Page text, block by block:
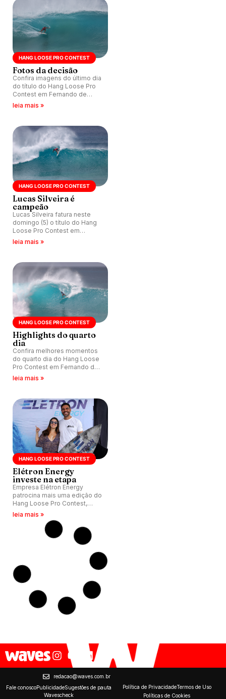
HANG LOOSE PRO CONTEST
Fotos da decisão
Confira imagens do último dia
do título do Hang Loose Pro
Contest em Fernando de
Noronha (PE), válido pelo QS
leia mais »
HANG LOOSE PRO CONTEST
Lucas Silveira é
campeão
Lucas Silveira fatura neste
domingo (5) o título do Hang
Loose Pro Contest em
Fernando de Noronha (PE),
leia mais »
HANG LOOSE PRO CONTEST
Highlights do quarto
dia
Confira melhores momentos
do quarto dia do Hang Loose
Pro Contest em Fernando de
Noronha (PE), válido pelo QS
leia mais »
HANG LOOSE PRO CONTEST
Elétron Energy
investe na etapa
Empresa Elétron Energy
patrocina mais uma edição do
Hang Loose Pro Contest,
etapa do QS 5000 em
Fernando de Noronha (PE).
leia mais »
redacao@waves.com.br
Fale conoscoPublicidadeSugestões de pauta
Wavescheck
Política de PrivacidadeTermos de Uso
Políticas de Cookies